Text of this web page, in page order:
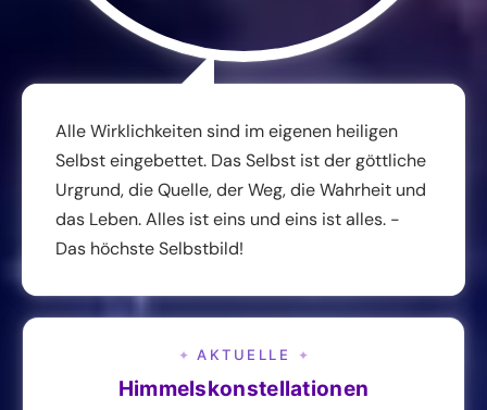
Alle Wirklichkeiten sind im eigenen heiligen
Selbst eingebettet. Das Selbst ist der göttliche
Urgrund, die Quelle, der Weg, die Wahrheit und
das Leben. Alles ist eins und eins ist alles. -
Das höchste Selbstbild!
✦ AKTUELLE ✦
Himmelskonstellationen